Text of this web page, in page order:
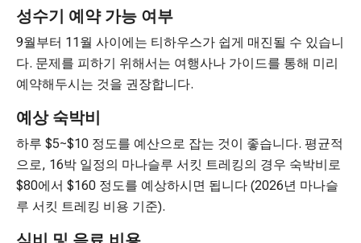
성수기 예약 가능 여부
9월부터 11월 사이에는 티하우스가 쉽게 매진될 수 있습니
다. 문제를 피하기 위해서는 여행사나 가이드를 통해 미리
예약해두시는 것을 권장합니다.
예상 숙박비
하루 $5~$10 정도를 예산으로 잡는 것이 좋습니다. 평균적
으로, 16박 일정의 마나슬루 서킷 트레킹의 경우 숙박비로
$80에서 $160 정도를 예상하시면 됩니다 (2026년 마나슬
루 서킷 트레킹 비용 기준).